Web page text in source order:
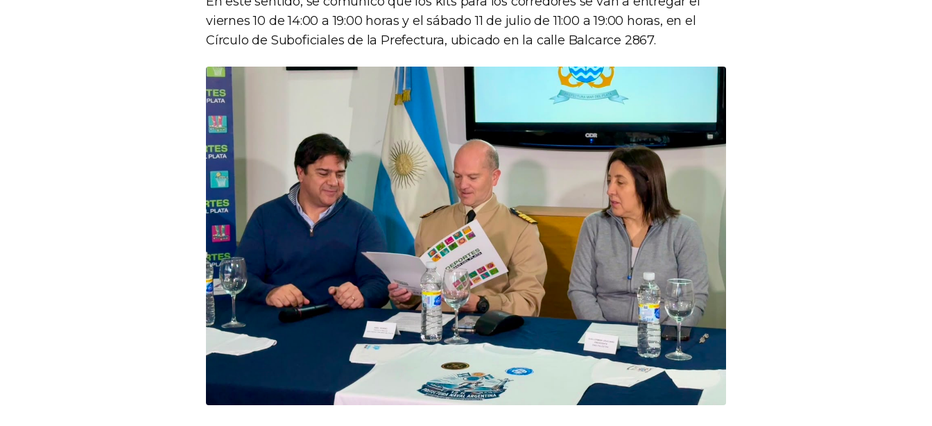
viernes 10 de 14:00 a 19:00 horas y el sábado 11 de julio de 11:00 a 19:00 horas, en el
Círculo de Suboficiales de la Prefectura, ubicado en la calle Balcarce 2867.